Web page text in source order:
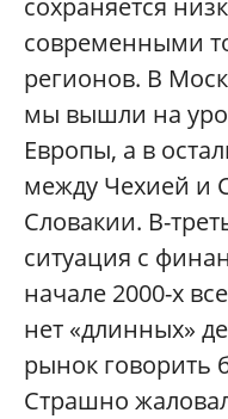
сохраняется
современными
регионов. В
мы вышли на
Европы, а в
между Чехией и
Словакии. В-
ситуация с
начале 2000-х
нет «длинных»
рынок говорить
Страшно